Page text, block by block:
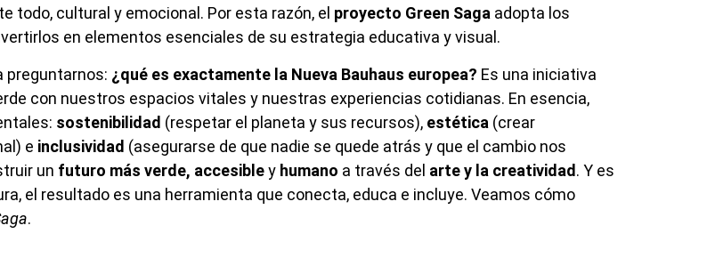
todo, cultural y emocional. Por esta razón, el proyecto Green Saga adopta los
en elementos esenciales de su estrategia educativa y visual.
preguntarnos: ¿qué es exactamente la Nueva Bauhaus europea? Es una iniciativa
con nuestros espacios vitales y nuestras experiencias cotidianas. En esencia,
sostenibilidad (respetar el planeta y sus recursos), estética (crear
e inclusividad (asegurarse de que nadie se quede atrás y que el cambio nos
un futuro más verde, accesibley humano a través del arte y la creatividad. Y es
el resultado es una herramienta que conecta, educa e incluye. Veamos cómo
.